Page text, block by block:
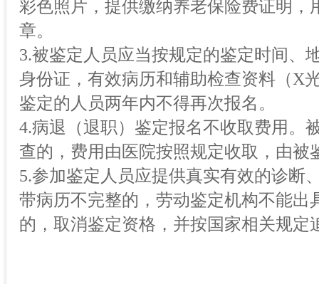
彩色照片，提供缴纳养老保险费证明
章。
3.被鉴定人员应当按规定的鉴定时间、
身份证，有效病历和辅助检查资料（X
鉴定的人员两年内不得再次报名。
4.病退（退职）鉴定报名不收取费用。
查的，费用由医院按照规定收取，由被
5.参加鉴定人员应提供真实有效的诊断
带病历不完整的，劳动鉴定机构不能
的，取消鉴定资格，并按国家相关规定